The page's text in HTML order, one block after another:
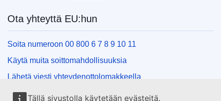
Tällä sivustolla käytetään evästeitä.
Ota yhteyttä EU:hun
Soita numeroon 00 800 6 7 8 9 10 11
Käytä muita soittomahdollisuuksia
Lähetä viesti yhteydenottolomakkeella
Käy EU:n tiedotuspisteessä